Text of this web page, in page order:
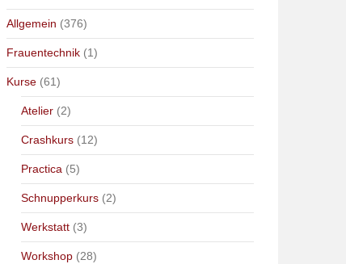
Allgemein (376)
Frauentechnik (1)
Kurse (61)
Atelier (2)
Crashkurs (12)
Practica (5)
Schnupperkurs (2)
Werkstatt (3)
Workshop (28)